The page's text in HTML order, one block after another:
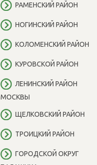
РАМЕНСКИЙ РАЙОН
НОГИНСКИЙ РАЙОН
КОЛОМЕНСКИЙ РАЙОН
КУРОВСКОЙ РАЙОН
ЛЕНИНСКИЙ РАЙОН
МОСКВЫ
ЩЕЛКОВСКИЙ РАЙОН
ТРОИЦКИЙ РАЙОН
ГОРОДСКОЙ ОКРУГ